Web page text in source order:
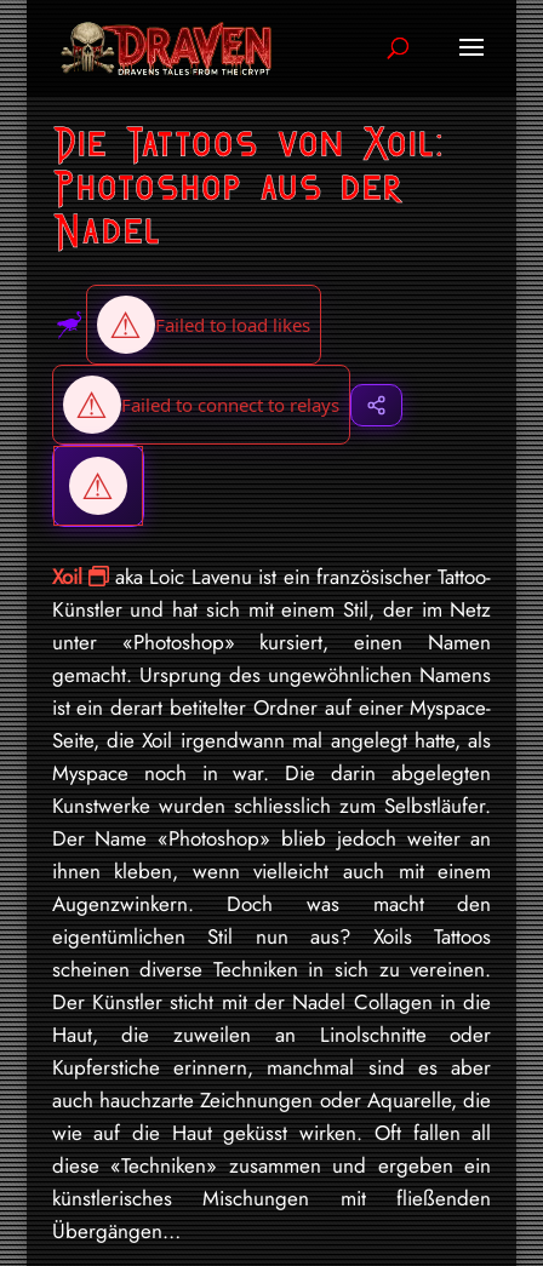
Die Tattoos von Xoil:
Photoshop aus der
Nadel
Xoil
aka Loic Lavenu ist ein französischer Tattoo-
Künstler und hat sich mit einem Stil, der im Netz
unter «Photoshop» kursiert, einen Namen
gemacht. Ursprung des ungewöhnlichen Namens
ist ein derart betitelter Ordner auf einer Myspace-
Seite, die Xoil irgendwann mal angelegt hatte, als
Myspace noch in war. Die darin abgelegten
Kunstwerke wurden schliesslich zum Selbstläufer.
Der Name «Photoshop» blieb jedoch weiter an
ihnen kleben, wenn vielleicht auch mit einem
Augenzwinkern. Doch was macht den
eigentümlichen Stil nun aus? Xoils Tattoos
scheinen diverse Techniken in sich zu vereinen.
Der Künstler sticht mit der Nadel Collagen in die
Haut, die zuweilen an Linolschnitte oder
Kupferstiche erinnern, manchmal sind es aber
auch hauchzarte Zeichnungen oder Aquarelle, die
wie auf die Haut geküsst wirken. Oft fallen all
diese «Techniken» zusammen und ergeben ein
künstlerisches Mischungen mit fließenden
Übergängen…